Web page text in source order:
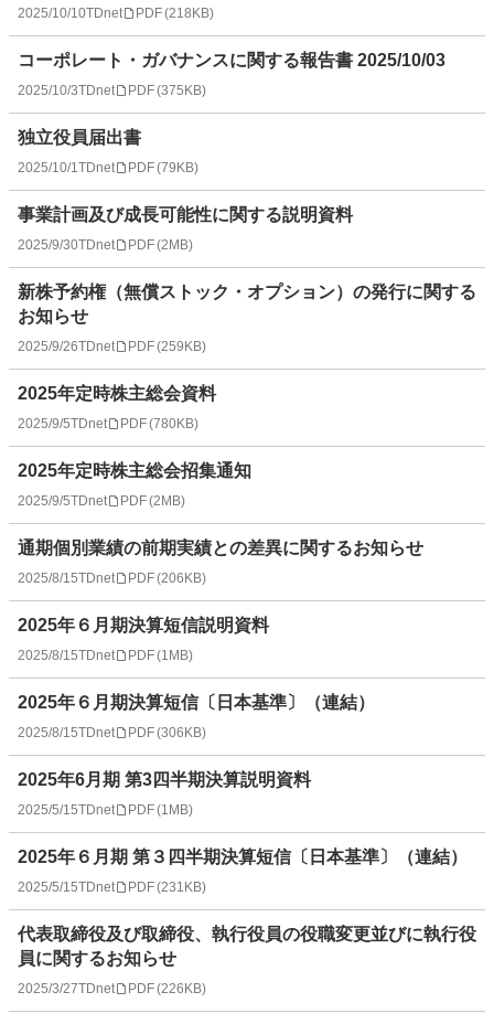
2025/10/10TDnet PDF(218KB)
コーポレート・ガバナンスに関する報告書 2025/10/03
2025/10/3TDnet PDF(375KB)
独立役員届出書
2025/10/1 TDnet PDF(79KB)
事業計画及び成長可能性に関する説明資料
2025/9/30TDnet PDF(2MB)
新株予約権（無償ストック・オプション）の発行に関する
お知らせ
2025/9/26TDnet PDF(259KB)
2025年定時株主総会資料
2025/9/5TDnet PDF(780KB)
2025年定時株主総会招集通知
2025/9/5TDnet PDF(2MB)
通期個別業績の前期実績との差異に関するお知らせ
2025/8/15TDnet PDF(206KB)
2025年６月期決算短信説明資料
2025/8/15TDnet PDF(1MB)
2025年６月期決算短信〔日本基準〕（連結）
2025/8/15TDnet PDF(306KB)
2025年6月期 第3四半期決算説明資料
2025/5/15TDnet PDF(1MB)
2025年６月期 第３四半期決算短信〔日本基準〕（連結）
2025/5/15TDnet PDF(231KB)
代表取締役及び取締役、執行役員の役職変更並びに執行役
員に関するお知らせ
2025/3/27TDnet PDF(226KB)